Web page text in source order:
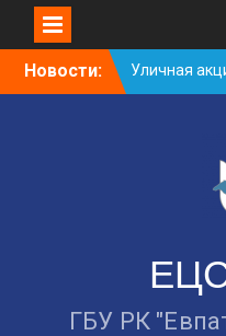
SkipНовости:
Наркотикам
граждан
вопросам
ГБУ РК